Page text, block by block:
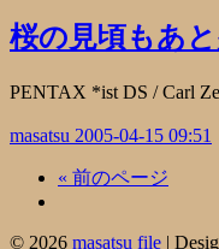
桜の見頃もあと
PENTAX *ist DS / Carl
masatsu 2005-04-15 09:51
« 前のページ
© 2026 masatsu file |